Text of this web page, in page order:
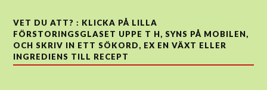
VET DU ATT? : KLICKA PÅ LILLA
FÖRSTORINGSGLASET UPPE T H, SYNS PÅ MOBILEN,
OCH SKRIV IN ETT SÖKORD, EX EN VÄXT ELLER
INGREDIENS TILL RECEPT